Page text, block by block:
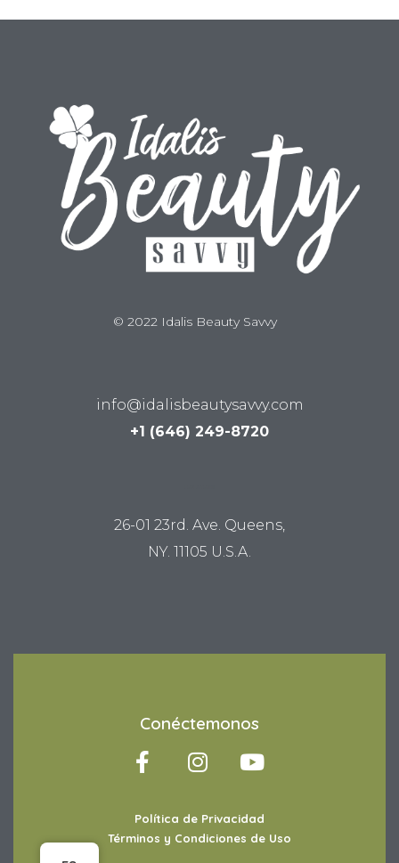
© 2022 Idalis Beauty Savvy
info@idalisbeautysavvy.com
+1 (646) 249-8720
26-01 23rd. Ave. Queens,
NY. 11105 U.S.A.
Conéctemonos
Política de Privacidad
Términos y Condiciones de Uso
Artículo añadido al carrito.